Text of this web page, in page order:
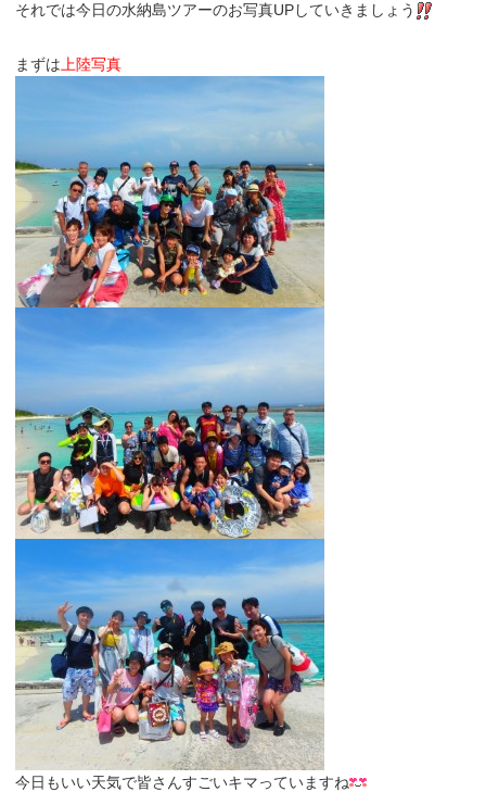
それでは今日の水納島ツアーのお写真UPしていきましょう
まずは 上陸写真
今日もいい天気で皆さんすごいキマっていますね